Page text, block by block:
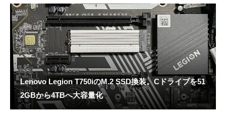
Lenovo Legion T750iのM.2 SSD換装。Cドライブを51
2GBから4TBへ大容量化